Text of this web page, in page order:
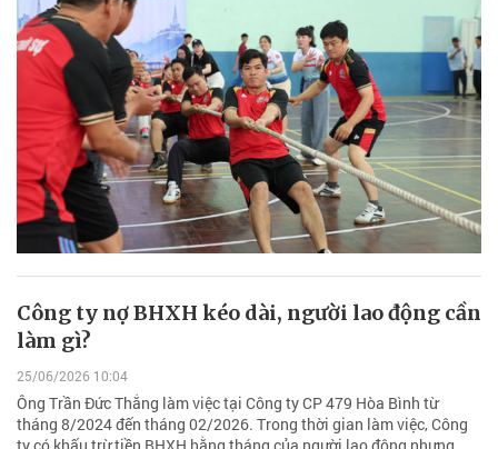
Công ty nợ BHXH kéo dài, người lao động cần
làm gì?
25/06/2026 10:04
Ông Trần Đức Thắng làm việc tại Công ty CP 479 Hòa Bình từ
tháng 8/2024 đến tháng 02/2026. Trong thời gian làm việc, Công
ty có khấu trừ tiền BHXH hằng tháng của người lao động nhưng